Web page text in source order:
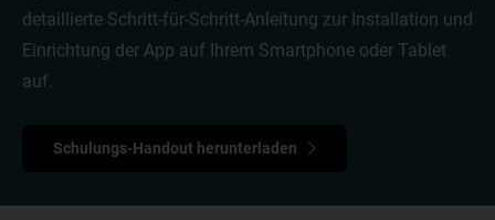
detaillierte Schritt-für-Schritt-Anleitung zur Installation und
Einrichtung der App auf Ihrem Smartphone oder Tablet
auf.
Schulungs-Handout herunterladen